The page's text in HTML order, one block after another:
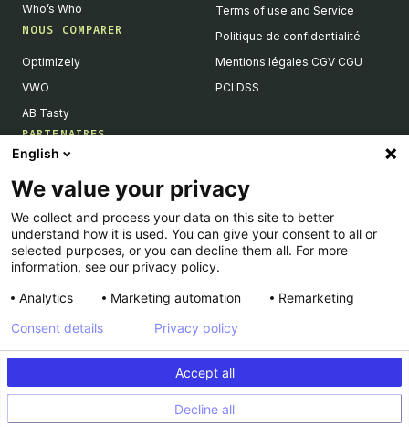
Who’s Who
NOUS COMPARER
Optimizely
VWO
AB Tasty
PARTENAIRES
Devenir partenaires
Liste de nos intégrations
Agences Partenaires
Terms of use and Service
Politique de confidentialité
Mentions légales CGV CGU
PCI DSS
© Kameleoon — 2026 All rights Reserved
Privacy policy
English
We value your privacy
We collect and process your data on this site to better
understand how it is used. You can give your consent to all or
selected purposes, or you can decline them all. For more
information, see our privacy policy.
Analytics
Marketing automation Remarketing
Accept all
Decline all
Consent details Privacy policy